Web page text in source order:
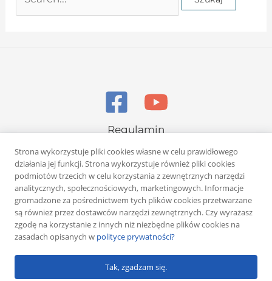
Regulamin
Polityka prywatności
Copyright © 2026 Rafał Żuber
Powered byKlub eMarketera
Strona wykorzystuje pliki cookies własne w celu prawidłowego
działania jej funkcji. Strona wykorzystuje również pliki cookies
podmiotów trzecich w celu korzystania z zewnętrznych narzędzi
analitycznych, społecznościowych, marketingowych. Informacje
gromadzone za pośrednictwem tych plików cookies przetwarzane
są również przez dostawców narzędzi zewnętrznych. Czy wyrażasz
zgodę na korzystanie z innych niż niezbędne plików cookies na
zasadach opisanych w polityce prywatności?
Tak, zgadzam się.